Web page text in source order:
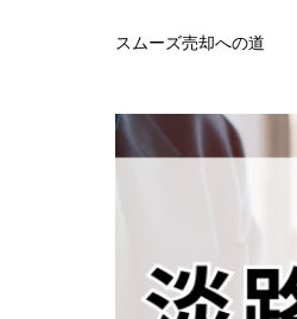
スムーズ売却への道